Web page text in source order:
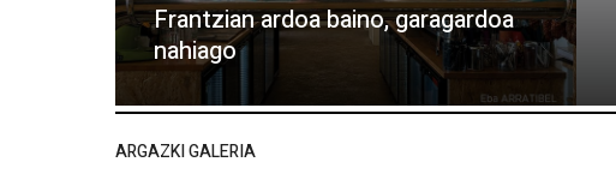
Frantzian ardoa baino, garagardoa
nahiago
ARGAZKI GALERIA